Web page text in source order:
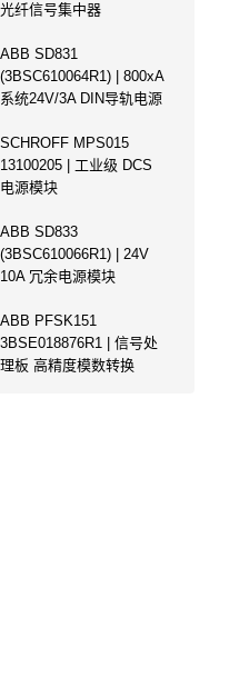
光纤信号集中器
ABB SD831
(3BSC610064R1) | 800xA
系统24V/3A DIN导轨电源
SCHROFF MPS015
13100205 | 工业级 DCS
电源模块
ABB SD833
(3BSC610066R1) | 24V
10A 冗余电源模块
ABB PFSK151
3BSE018876R1 | 信号处
理板 高精度模数转换